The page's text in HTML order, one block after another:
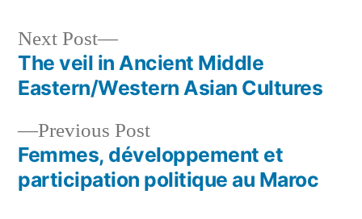
Post
navigation
Previous PostPrevious
post:
Femmes, développement et
participation politique au Maroc
Next Post
Next
post:
The veil in Ancient Middle
Eastern/Western Asian Cultures